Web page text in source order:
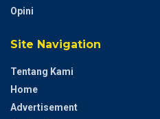
Opini
Site Navigation
Tentang Kami
Home
Advertisement